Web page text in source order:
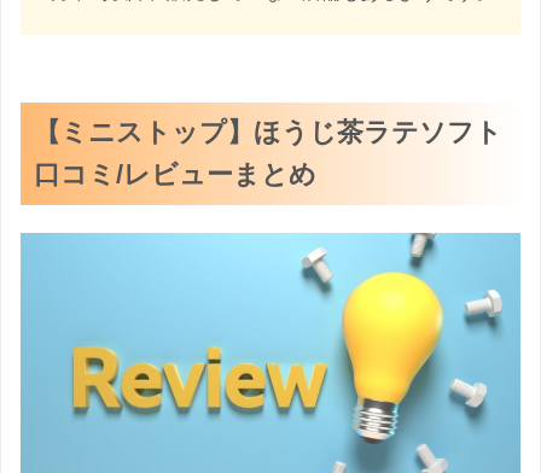
【ミニストップ】ほうじ茶ラテソフト
口コミ/レビューまとめ